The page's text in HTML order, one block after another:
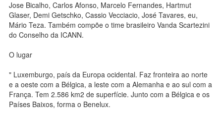
Jose Bicalho, Carlos Afonso, Marcelo Fernandes, Hartmut
Glaser, Demi Getschko, Cassio Vecciacio, José Tavares, eu,
Mário Teza. Também compõe o time brasileiro Vanda Scartezini
do Conselho da ICANN.
O lugar
" Luxemburgo, país da Europa ocidental. Faz fronteira ao norte
e a oeste com a Bélgica, a leste com a Alemanha e ao sul com a
França. Tem 2.586 km2 de superfície. Junto com a Bélgica e os
Países Baixos, forma o Benelux.